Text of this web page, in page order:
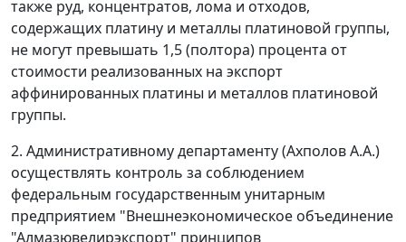
также руд, концентратов, лома и отходов,
содержащих платину и металлы платиновой группы,
не могут превышать 1,5 (полтора) процента от
стоимости реализованных на экспорт
аффинированных платины и металлов платиновой
группы.
2. Административному департаменту (Ахполов А.А.)
осуществлять контроль за соблюдением
федеральным государственным унитарным
предприятием "Внешнеэкономическое объединение
"Алмазювелирэкспорт" принципов